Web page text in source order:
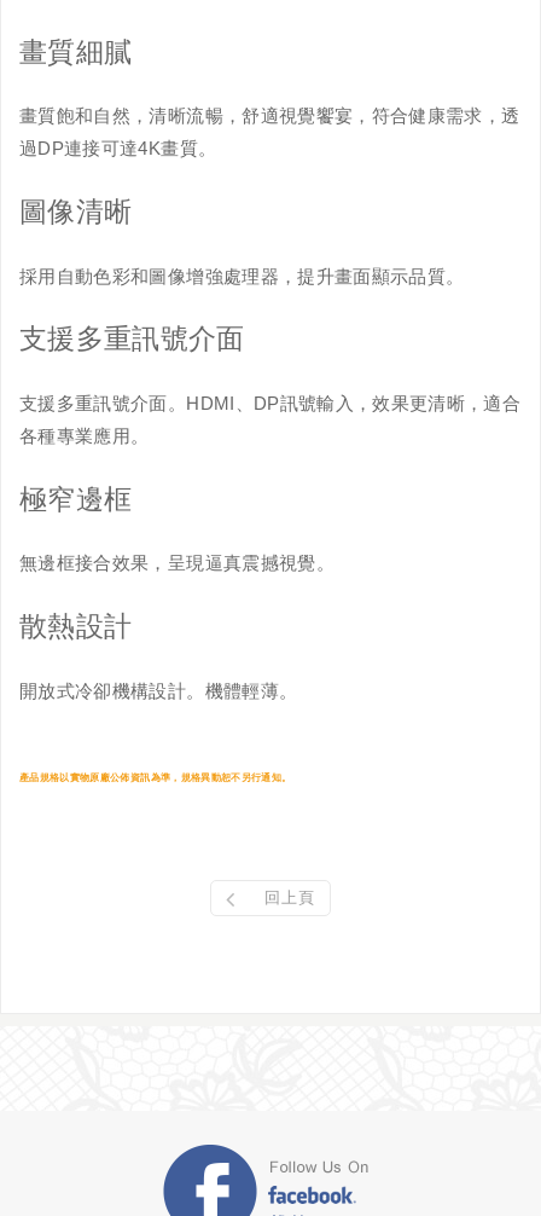
畫質細膩
畫質飽和自然，清晰流暢，舒適視覺饗宴，符合健康需求，透
過DP連接可達4K畫質。
圖像清晰
採用自動色彩和圖像增強處理器，提升畫面顯示品質。
支援多重訊號介面
支援多重訊號介面。HDMI、DP訊號輸入，效果更清晰，適合
各種專業應用。
極窄邊框
無邊框接合效果，呈現逼真震撼視覺。
散熱設計
開放式冷卻機構設計。機體輕薄。
產品規格以實物原廠公佈資訊為準，規格異動恕不另行通知。
回上頁